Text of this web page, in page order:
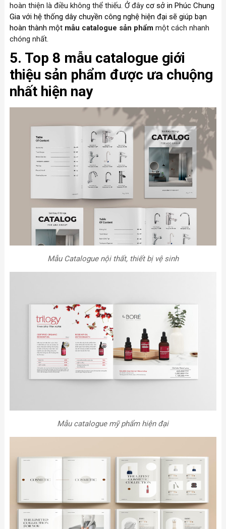
hoàn thiện là điều không thể thiếu. Ở đây cơ sở in Phúc Chung
Gia với hệ thống dây chuyền công nghệ hiện đại sẽ giúp bạn
hoàn thành một mẫu catalogue sản phẩm một cách nhanh
chóng nhất.
5. Top 8 mẫu catalogue giới
thiệu sản phẩm được ưa chuộng
nhất hiện nay
Mẫu Catalogue nội thất, thiết bị vệ sinh
Mẫu catalogue mỹ phẩm hiện đại